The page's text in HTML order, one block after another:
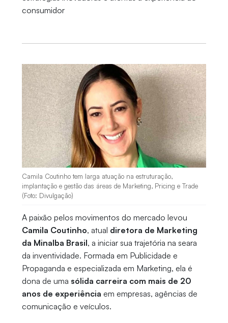
consumidor
Camila Coutinho tem larga atuação na estruturação,
implantação e gestão das áreas de Marketing, Pricing e Trade
(Foto: Divulgação)
A paixão pelos movimentos do mercado levou
Camila Coutinho, atual diretora de Marketing
da Minalba Brasil, a iniciar sua trajetória na seara
da inventividade. Formada em Publicidade e
Propaganda e especializada em Marketing, ela é
dona de uma sólida carreira com mais de 20
anos de experiência em empresas, agências de
comunicação e veículos.